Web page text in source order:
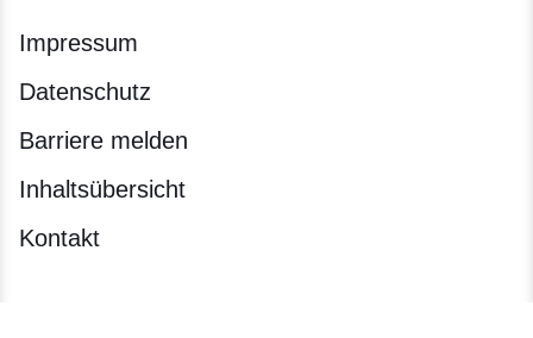
Impressum
Datenschutz
Barriere melden
Inhaltsübersicht
Kontakt